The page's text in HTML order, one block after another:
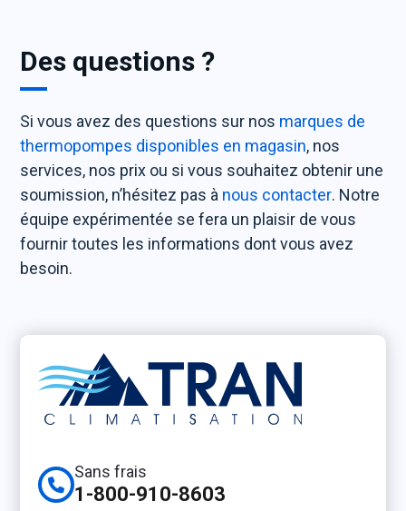
Des questions ?
Si vous avez des questions sur nos marques de
thermopompes disponibles en magasin, nos
services, nos prix ou si vous souhaitez obtenir une
soumission, n’hésitez pas à nous contacter. Notre
équipe expérimentée se fera un plaisir de vous
fournir toutes les informations dont vous avez
besoin.
Sans frais
1-800-910-8603